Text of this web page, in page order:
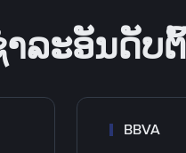
ລະອັນດັບ
BBVA